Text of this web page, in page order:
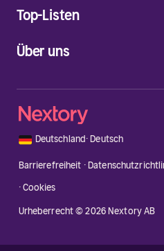
Über uns
Top-Listen
🇩🇪 Deutschland·Deutsch
Barrierefreiheit ·
·Cookies
Urheberrecht © 2026 Nextory AB